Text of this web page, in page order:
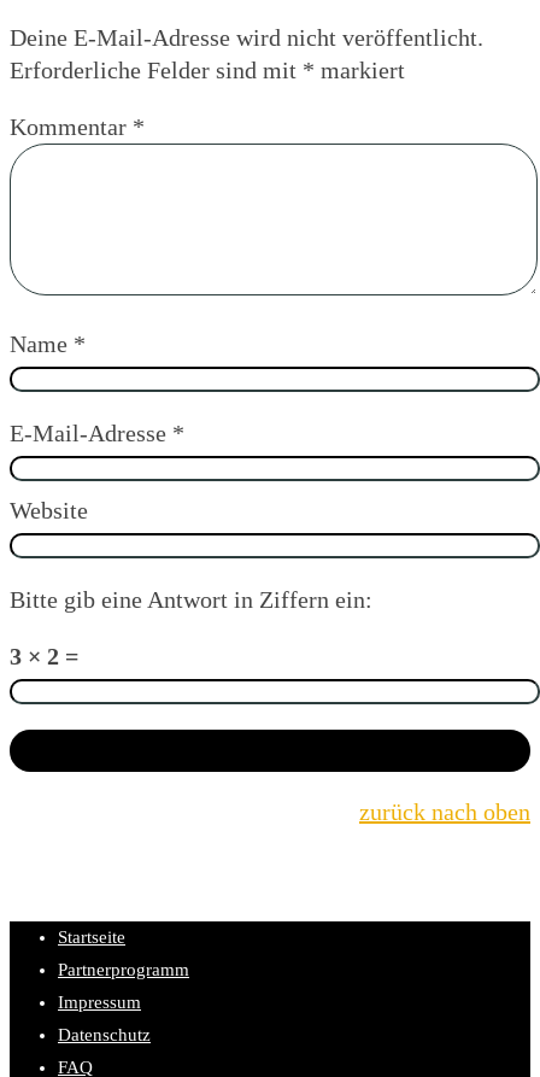
Deine E-Mail-Adresse wird nicht veröffentlicht.
Erforderliche Felder sind mit * markiert
Kommentar *
Name *
E-Mail-Adresse *
Website
Bitte gib eine Antwort in Ziffern ein:
3 × 2 =
zurück nach oben
Startseite
Partnerprogramm
Impressum
Datenschutz
FAQ